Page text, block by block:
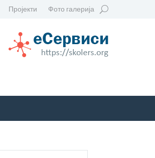
Пројекти Фото галерија